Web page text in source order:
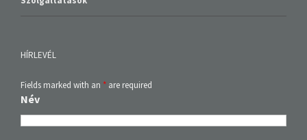
HÍRLEVÉL
Fields marked with an * are required
Név